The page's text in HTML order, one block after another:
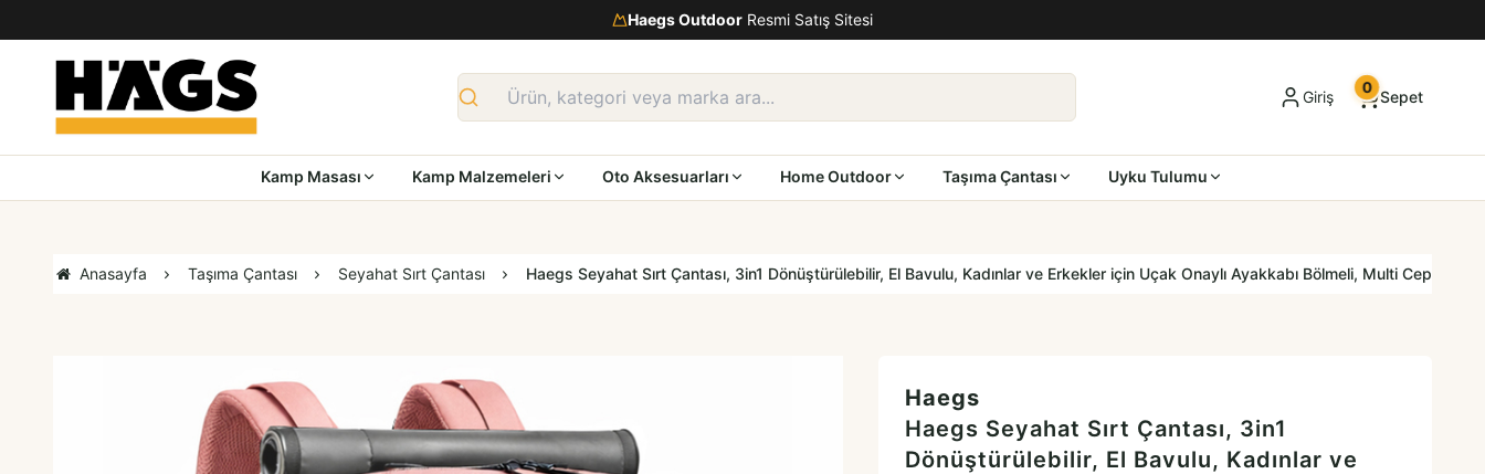
Haegs OutdoorResmi Satış Sitesi
Giriş
0
Sepet
Kamp Masası Kamp Malzemeleri Oto Aksesuarları Home Outdoor Taşıma Çantası Uyku Tulumu
Anasayfa Taşıma Çantası Seyahat Sırt Çantası Haegs Seyahat Sırt Çantası, 3in1 Dönüştürülebilir, El Bavulu, Kadınlar ve Erkekler için Uçak Onaylı Ayakkabı Bölmeli, Multi Cepli
Haegs
Haegs Seyahat Sırt Çantası, 3in1
Dönüştürülebilir, El Bavulu, Kadınlar ve